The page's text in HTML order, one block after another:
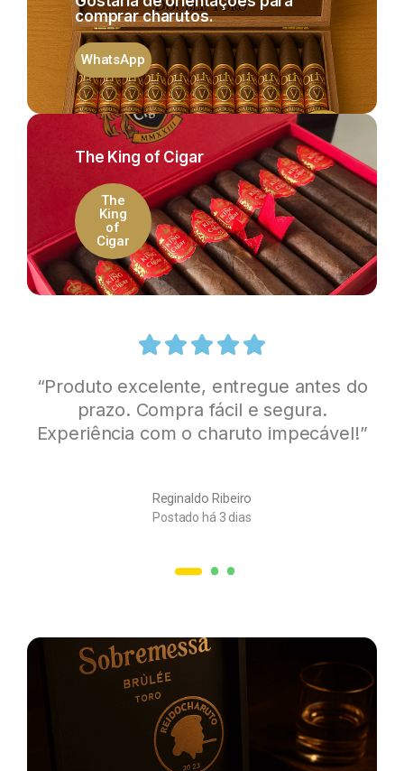
comprar charutos.
WhatsApp
The King of Cigar
The
King
of
Cigar
“Produto excelente, entregue antes do
prazo. Compra fácil e segura.
Experiência com o charuto impecável!”
Reginaldo Ribeiro
Postado há 3 dias